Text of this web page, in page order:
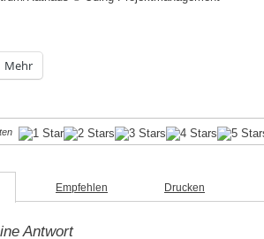
Mehr
Empfehlen Drucken
Antwort